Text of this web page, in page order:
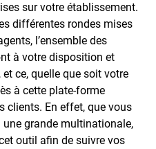
sur votre établissement.
différentes rondes mises
l’ensemble des
à votre disposition et
ce, quelle que soit votre
à cette plate-forme
clients. En effet, que vous
une grande multinationale,
outil afin de suivre vos